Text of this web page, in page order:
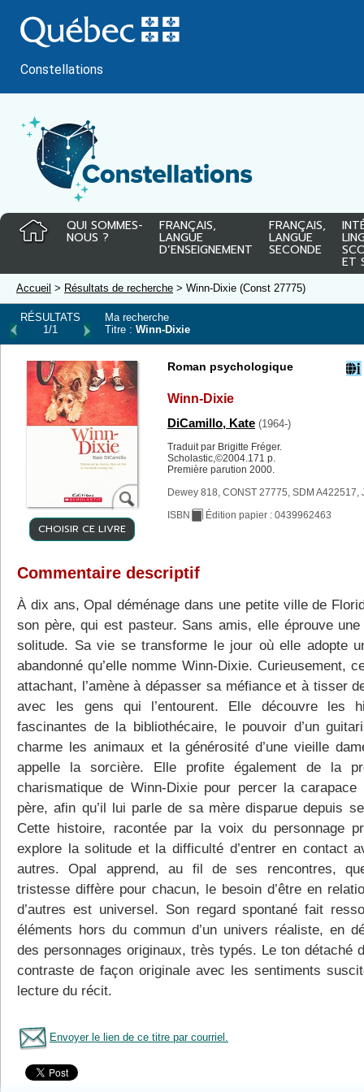
au
contenu
Constellations
QUI SOMMES-
NOUS ?
FRANÇAIS,
LANGUE
D’ENSEIGNEMENT
FRANÇAIS,
LANGUE
SECONDE
ET
Accueil > Résultats de recherche > Winn-Dixie (Const 27775)
RÉSULTATS
1/1
Ma recherche
Titre : Winn-Dixie
CHOISIR CE LIVRE
Roman psychologique
Winn-Dixie
DiCamillo, Kate (1964-)
Traduit par Brigitte Fréger.
Scholastic,©2004.171 p.
Première parution 2000.
Dewey 818, CONST 27775, SDM A422517,
ISBN Édition papier : 0439962463
Commentaire descriptif
À dix ans, Opal déménage dans une petite ville de
son père, qui est pasteur. Sans amis, elle éprouve une
solitude. Sa vie se transforme le jour où elle adopte
abandonné qu’elle nomme Winn-Dixie. Curieusement,
attachant, l’amène à dépasser sa méfiance et à tisser
avec les gens qui l’entourent. Elle découvre les
fascinantes de la bibliothécaire, le pouvoir d’un
charme les animaux et la générosité d’une vieille
appelle la sorcière. Elle profite également de la
charismatique de Winn-Dixie pour percer la carapace
père, afin qu’il lui parle de sa mère disparue depuis
Cette histoire, racontée par la voix du personnage
explore la solitude et la difficulté d’entrer en contact
autres. Opal apprend, au fil de ses rencontres,
tristesse diffère pour chacun, le besoin d’être en
d’autres est universel. Son regard spontané fait
éléments hors du commun d’un univers réaliste, en
des personnages originaux, très typés. Le ton détaché
contraste de façon originale avec les sentiments
lecture du récit.
Envoyer le lien de ce titre par courriel.